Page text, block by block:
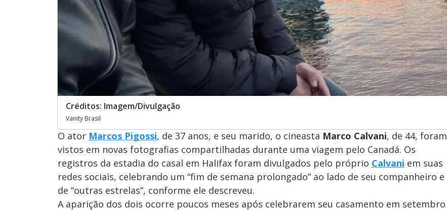
Créditos: Imagem/Divulgação
Vanity Brasil
O ator Marcos Pigossi, de 37 anos, e seu marido, o cineasta Marco Calvani, de 44, foram
vistos em novas fotografias compartilhadas durante uma viagem pelo Canadá. Os
registros da estadia do casal em Halifax foram divulgados pelo próprio Calvani em suas
redes sociais, celebrando um “fim de semana prolongado” ao lado de seu companheiro e
de “outras estrelas”, conforme ele descreveu.
A aparição dos dois ocorre poucos meses após celebrarem seu casamento em setembro